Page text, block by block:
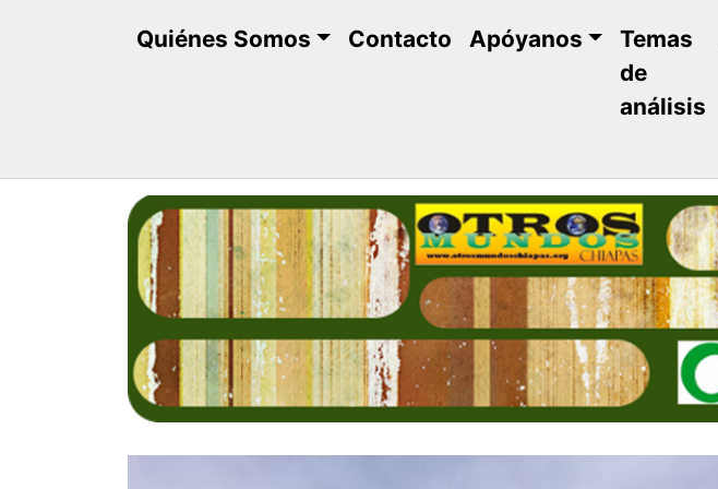
Quiénes Somos Contacto Apóyanos
Temas
de
análisis